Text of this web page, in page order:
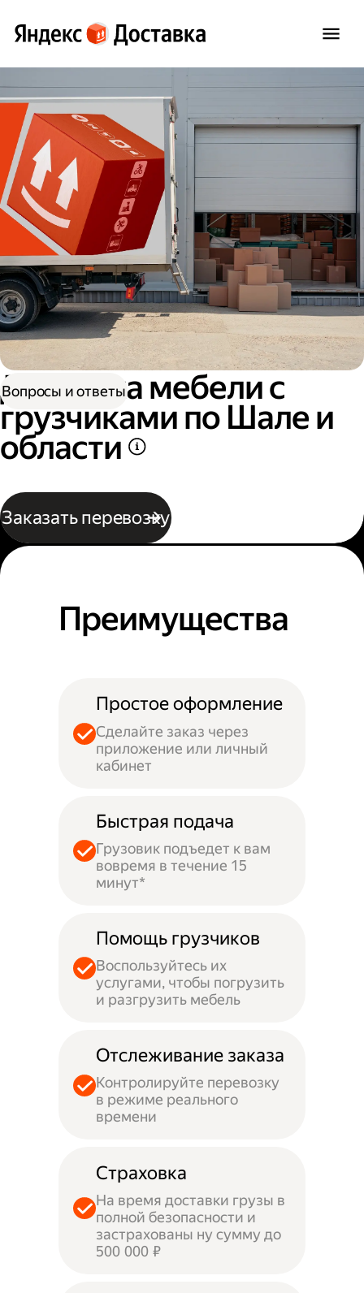
Доставка мебели с
грузчиками по Шале и
области
Заказать перевозку
Вопросы и ответы
Преимущества
Простое оформление
Сделайте заказ через
приложение или личный
кабинет
Быстрая подача
Грузовик подъедет к вам
вовремя в течение 15
минут*
Помощь грузчиков
Воспользуйтесь их
услугами, чтобы погрузить
и разгрузить мебель
Отслеживание заказа
Контролируйте перевозку
в режиме реального
времени
Страховка
На время доставки грузы в
полной безопасности и
застрахованы ну сумму до
500 000 ₽